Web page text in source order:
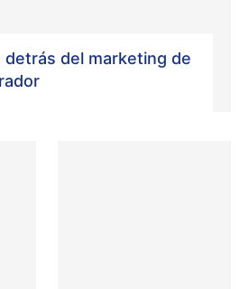
detrás del marketing de